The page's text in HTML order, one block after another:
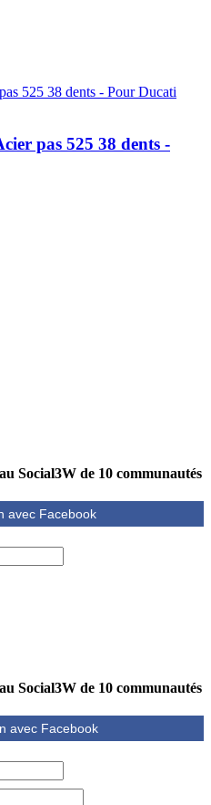
pas 525 38 dents -
Social3W de 10 communautés
Social3W de 10 communautés